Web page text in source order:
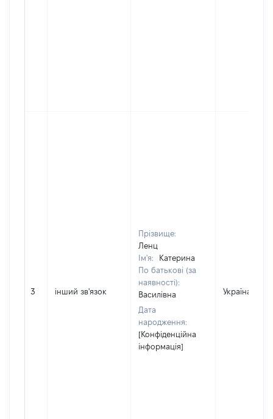
3 інший зв'язок
Прізвище:
Ленц
Ім'я:
Катерина
По батькові (за
наявності):
Василівна
Дата
народження:
[Конфіденційна
інформація]
Україна